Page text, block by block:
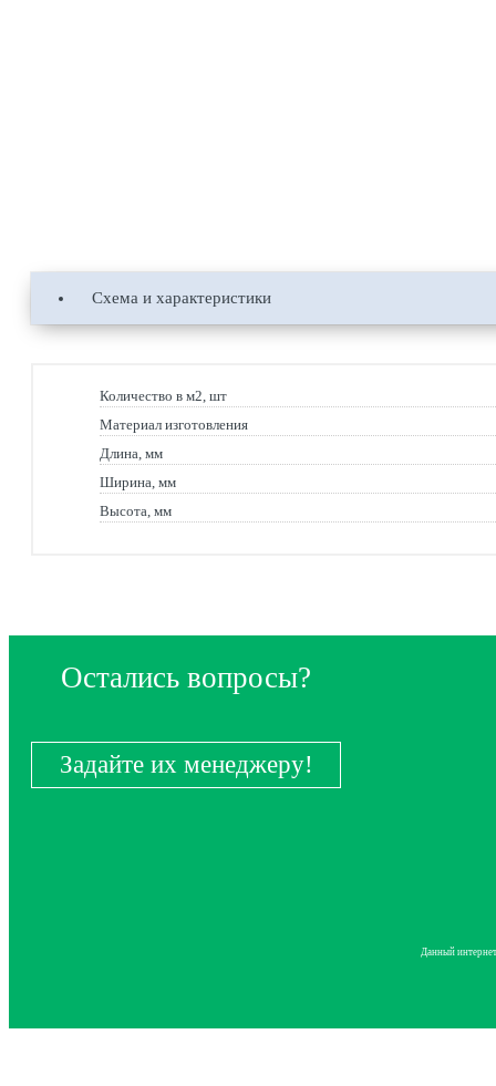
Схема и характеристики
Количество в м2, шт
Материал изготовления
Длина, мм
Ширина, мм
Высота, мм
Остались вопросы?
Задайте их менеджеру!
Данный